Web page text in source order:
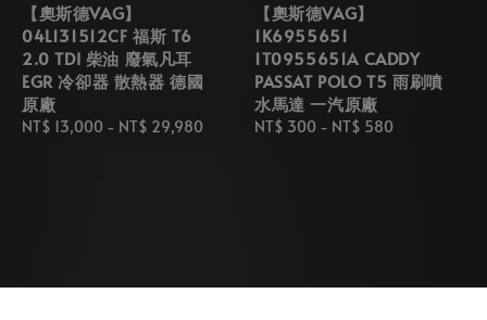
【奧斯德VAG】
04L131512CF 福斯 T6
2.0 TDI 柴油 廢氣凡耳
EGR 冷卻器 散熱器 德國
原廠
Regular
NT$ 13,000 - NT$ 29,980
【奧斯德VAG】
1K6955651
1T0955651A CADDY
PASSAT POLO T5 雨刷噴
水馬達 一汽原廠
Regular
NT$ 300 - NT$ 580